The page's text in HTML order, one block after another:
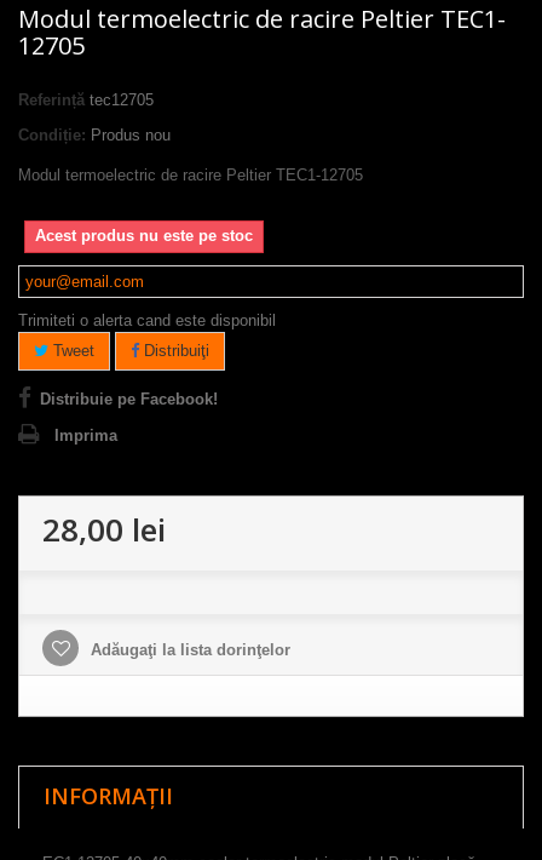
Modul termoelectric de racire Peltier TEC1-
12705
Referință tec12705
Condiție: Produs nou
Modul termoelectric de racire Peltier TEC1-12705
Acest produs nu este pe stoc
Trimiteti o alerta cand este disponibil
Tweet
Distribuiţi
Distribuie pe Facebook!
Imprima
28,00 lei
Adăugaţi la lista dorinţelor
INFORMAȚII